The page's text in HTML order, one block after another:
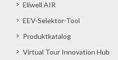
Eliwell AIR
EEV-Selektor-Tool
Produktkatalog
Virtual Tour Innovation Hub